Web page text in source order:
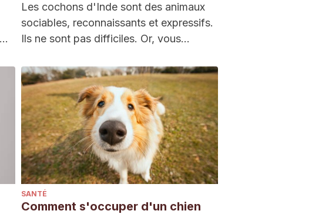
Les cochons d'Inde sont des animaux
sociables, reconnaissants et expressifs.
Ils ne sont pas difficiles. Or, vous
SANTÉ
Comment s'occuper d'un chien